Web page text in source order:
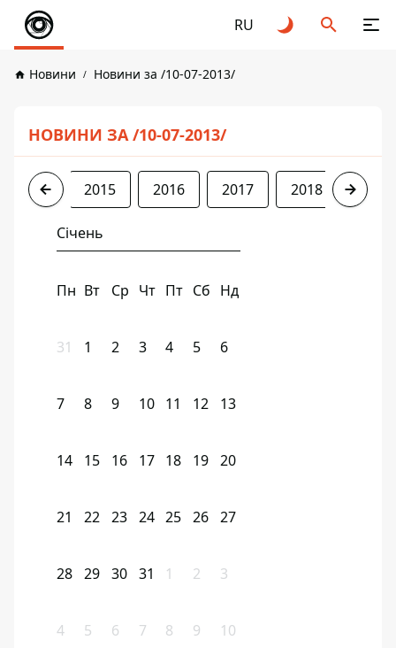
RU
Новини Новини за /10-07-2013/
НОВИНИ ЗА /10-07-2013/
2013 2015 2016 2017 2018 2019
Січень
Пн Вт Ср Чт Пт Сб Нд
31 1 2 3 4 5 6
7 8 9 10 11 12 13
14 15 16 17 18 19 20
21 22 23 24 25 26 27
28 29 30 31 1 2 3
4 5 6 7 8 9 10